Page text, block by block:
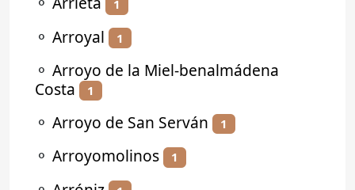
1
⚬ Arroyal 1
⚬ Arroyo de la Miel-benalmádena
Costa
1
⚬ Arroyo de San Serván 1
⚬ Arroyomolinos 1